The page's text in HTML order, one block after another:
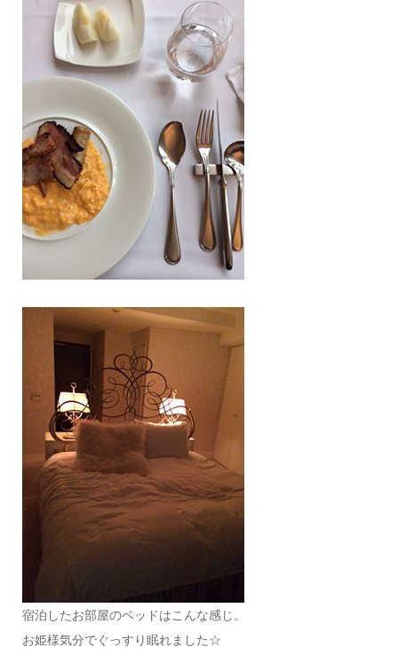
宿泊したお部屋のベッドはこんな感じ。
お姫様気分でぐっすり眠れました☆